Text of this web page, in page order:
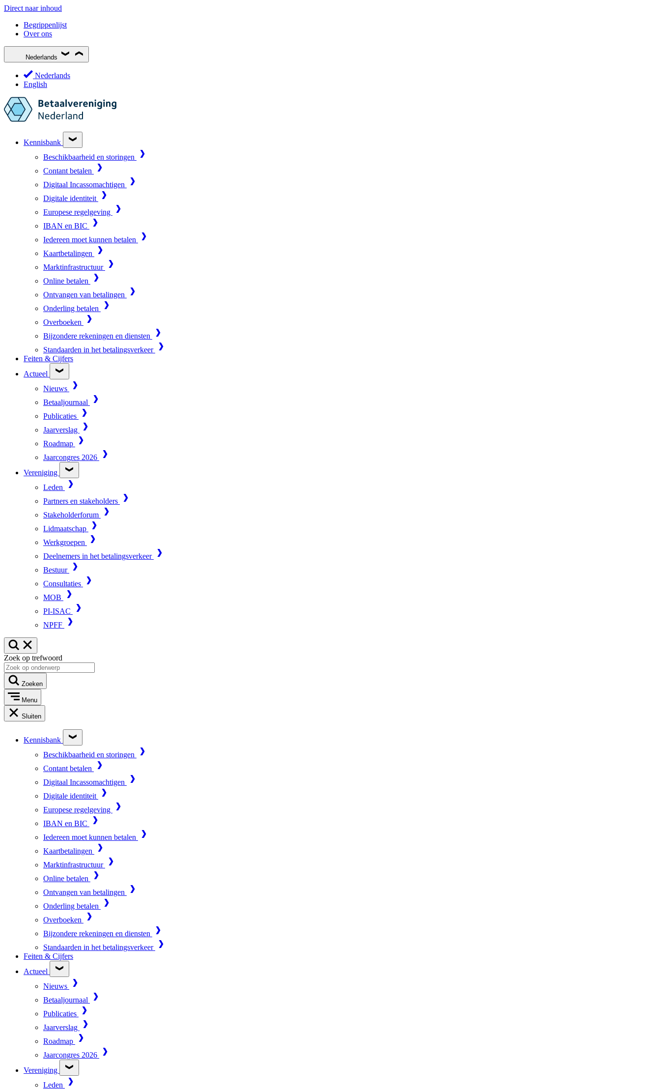
Direct naar inhoud
Begrippenlijst
Over ons
Nederlands
Nederlands
English
Kennisbank
Beschikbaarheid en storingen
Contant betalen
Digitaal Incassomachtigen
Digitale identiteit
Europese regelgeving
IBAN en BIC
Iedereen moet kunnen betalen
Kaartbetalingen
Marktinfrastructuur
Online betalen
Ontvangen van betalingen
Onderling betalen
Overboeken
Bijzondere rekeningen en diensten
Standaarden in het betalingsverkeer
Feiten & Cijfers
Actueel
Nieuws
Betaaljournaal
Publicaties
Jaarverslag
Roadmap
Jaarcongres 2026
Vereniging
Leden
Partners en stakeholders
Stakeholderforum
Lidmaatschap
Werkgroepen
Deelnemers in het betalingsverkeer
Bestuur
Consultaties
MOB
PI-ISAC
NPFF
Zoek op trefwoord
Zoeken
Menu
Sluiten
Kennisbank
Beschikbaarheid en storingen
Contant betalen
Digitaal Incassomachtigen
Digitale identiteit
Europese regelgeving
IBAN en BIC
Iedereen moet kunnen betalen
Kaartbetalingen
Marktinfrastructuur
Online betalen
Ontvangen van betalingen
Onderling betalen
Overboeken
Bijzondere rekeningen en diensten
Standaarden in het betalingsverkeer
Feiten & Cijfers
Actueel
Nieuws
Betaaljournaal
Publicaties
Jaarverslag
Roadmap
Jaarcongres 2026
Vereniging
Leden